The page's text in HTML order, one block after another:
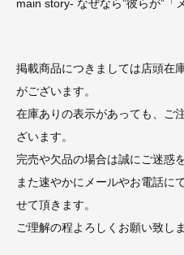
main story- なぜなら”彼らが”「
掲載商品につきましては店頭在
がございます。
在庫ありの表示があっても、ご
ざいます。
完売や欠品の場合は誠にご迷惑
また速やかにメールやお電話に
せて頂きます。
ご理解の程よろしくお願い致しま